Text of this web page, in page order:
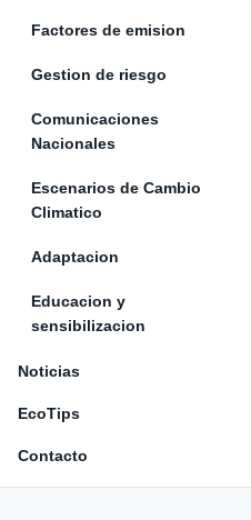
Factores de emision
Gestion de riesgo
Comunicaciones
Nacionales
Escenarios de Cambio
Climatico
Adaptacion
Educacion y
sensibilizacion
Noticias
EcoTips
Contacto